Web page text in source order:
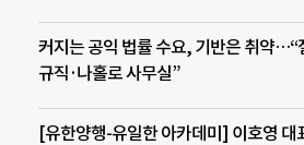
커지는 공익 법률 수요, 기반은 취약…“
규직·나홀로 사무실”
[유한양행-유일한 아카데미] 이호영 대